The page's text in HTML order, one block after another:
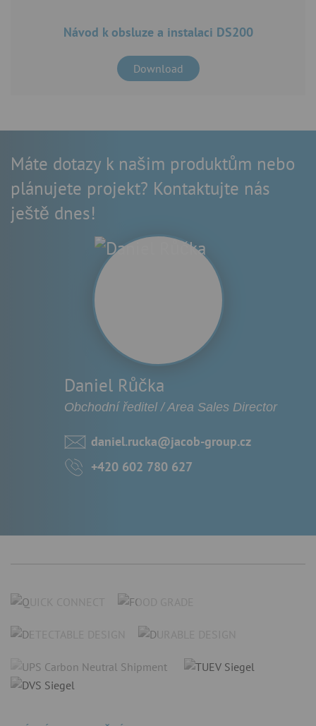
Návod k obsluze a instalaci DS200
Download
Máte dotazy k našim produktům nebo
plánujete projekt? Kontaktujte nás
ještě dnes!
Daniel Růčka
Obchodní ředitel / Area Sales Director
daniel.rucka@jacob-group.cz
+420 602 780 627